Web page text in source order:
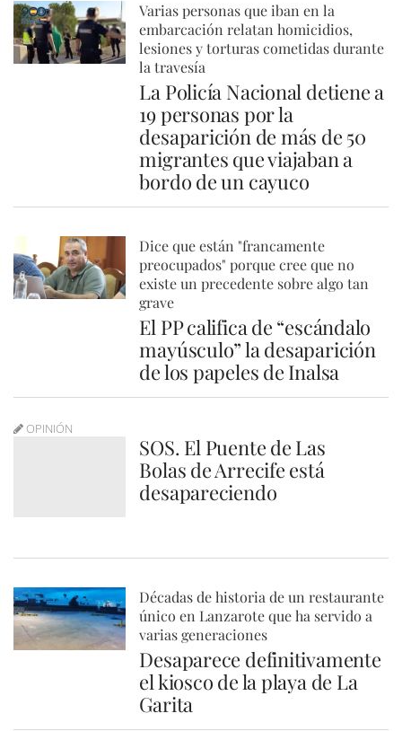
Varias personas que iban en la
embarcación relatan homicidios,
lesiones y torturas cometidas durante
la travesía
La Policía Nacional detiene a
19 personas por la
desaparición de más de 50
migrantes que viajaban a
bordo de un cayuco
Dice que están "francamente
preocupados" porque cree que no
existe un precedente sobre algo tan
grave
El PP califica de “escándalo
mayúsculo” la desaparición
de los papeles de Inalsa
OPINIÓN
SOS. El Puente de Las
Bolas de Arrecife está
desapareciendo
Décadas de historia de un restaurante
único en Lanzarote que ha servido a
varias generaciones
Desaparece definitivamente
el kiosco de la playa de La
Garita